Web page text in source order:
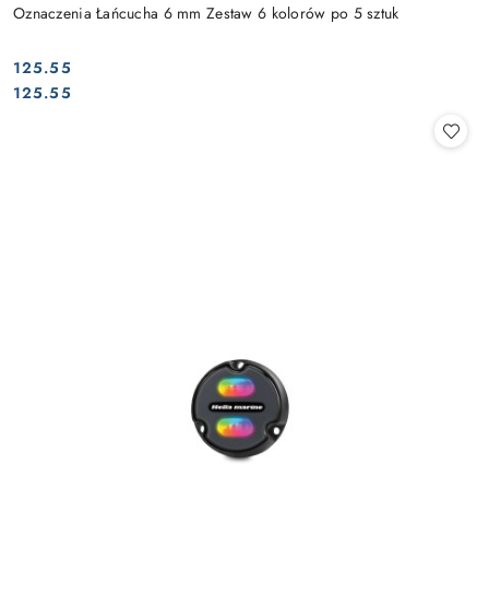
Oznaczenia Łańcucha 6 mm Zestaw 6 kolorów po 5 sztuk
Cena:
125.55
Cena:
125.55